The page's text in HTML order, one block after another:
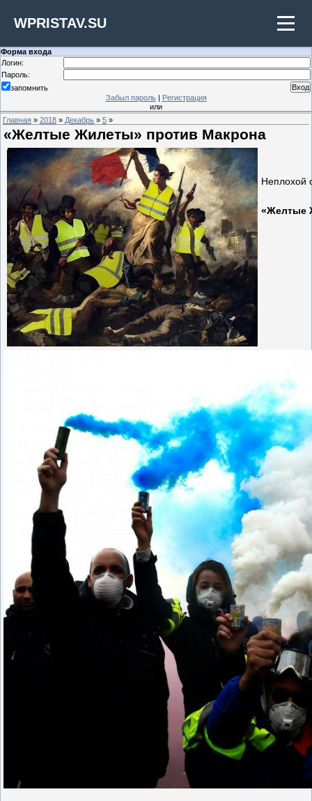
WPRISTAV.SU
Форма входа
Логин:
Пароль:
запомнить
Забыл пароль| Регистрация
или
Главная » 2018 » Декабрь » 5 »
«Желтые Жилеты» против Макрона
Неплохой
«Желтые